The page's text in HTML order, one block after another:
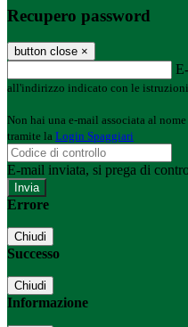
Recupero password
button close ×
all'indirizzo indicato con le istruzioni
Non hai una e-mail associata al
tramite la Login Spaggiari
E-mail inviata, si prega di
Errore
Chiudi
Successo
Chiudi
Informazione